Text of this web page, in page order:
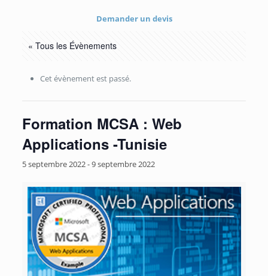
Demander un devis
« Tous les Évènements
Cet évènement est passé.
Formation MCSA : Web
Applications -Tunisie
5 septembre 2022-9 septembre 2022